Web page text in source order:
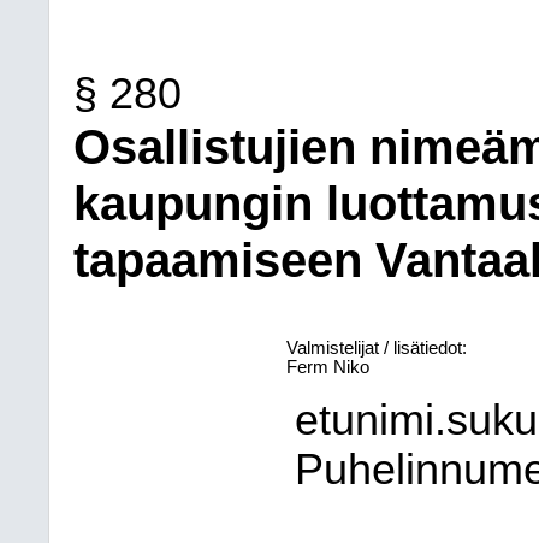
§ 280
Osallistujien
kaupungin
tapaamiseen
Valmistelijat / lisätiedot:
Ferm Niko